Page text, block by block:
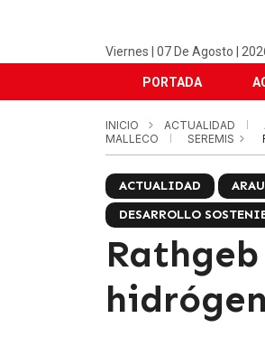
Viernes | 07 De Agosto |
PORTADA
INICIO ACTUALIDAD
MALLECO
SEREMIS
ACTUALIDAD
DESARROLLO